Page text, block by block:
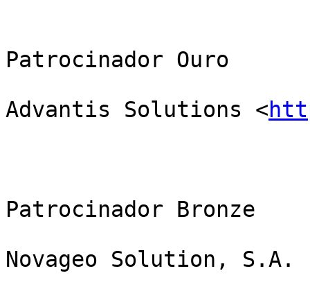
Patrocinador Ouro
Advantis Solutions <
Patrocinador Bronze
Novageo Solution, S.A.